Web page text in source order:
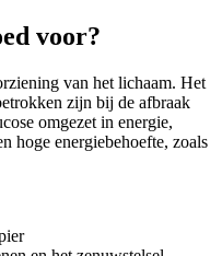
voor?
van het lichaam. Het
zijn bij de afbraak
omgezet in energie,
hoge energiebehoefte, zoals